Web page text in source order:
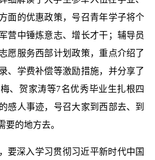
面的优惠政策，号召青年学子将个
营中锤炼意志、增长才干；辅导员
愿服务西部计划政策，重点介绍了
、学费补偿等激励措施，并分享了
、贺家涛等7名优秀毕业生扎根四
感人事迹，号召大家到西部去、到
的地方去。
要深入学习贯彻习近平新时代中国